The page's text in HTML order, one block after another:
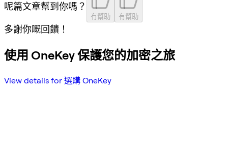
呢篇文章幫到你嗎？
冇幫助 有幫助
多謝你嘅回饋！
使用 OneKey 保護您的加密之旅
View details for 選購 OneKey